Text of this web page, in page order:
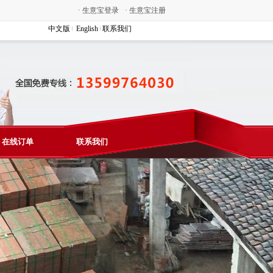
· 生意宝登录 · 生意宝注册
中文版 English 联系我们
在线订单 联系我们